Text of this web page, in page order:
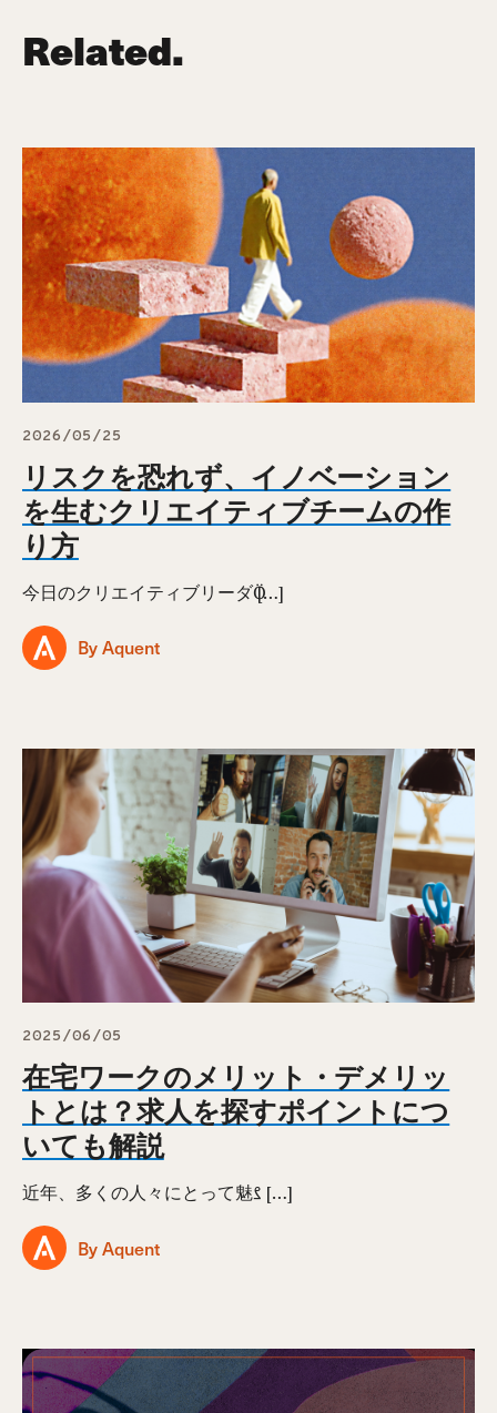
Related.
2026/05/25
リスクを恐れず、イノベーション
を生むクリエイティブチームの作
り方
今日のクリエイティブリーダӦ […]
By Aquent
2025/06/05
在宅ワークのメリット・デメリッ
トとは？求人を探すポイントにつ
いても解説
近年、多くの人々にとって魅ࡂ […]
By Aquent